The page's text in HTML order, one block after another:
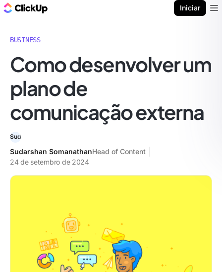
Iniciar
BUSINESS
Como desenvolver um
plano de
comunicação externa
Sudarshan SomanathanHead of Content
24 de setembro de 2024